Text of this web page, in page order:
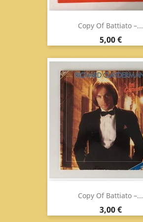
Copy Of Battiato ‎–...
Prix
5,00 €
Copy Of Battiato ‎–...
Prix
3,00 €